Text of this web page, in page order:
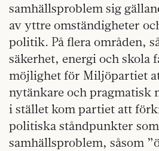
samhällsproblem sig
av yttre omständigheter
politik. På flera områden,
säkerhet, energi och skola
möjlighet för Miljöpartiet
nytänkare och pragmatisk
i stället kom partiet att
politiska ståndpunkter
samhällsproblem, såsom